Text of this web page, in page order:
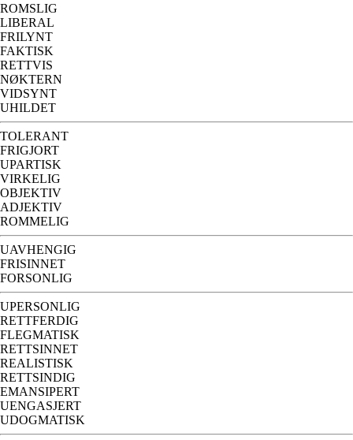
ROMSLIG
LIBERAL
FRILYNT
FAKTISK
RETTVIS
NØKTERN
VIDSYNT
UHILDET
TOLERANT
FRIGJORT
UPARTISK
VIRKELIG
OBJEKTIV
ADJEKTIV
ROMMELIG
UAVHENGIG
FRISINNET
FORSONLIG
UPERSONLIG
RETTFERDIG
FLEGMATISK
RETTSINNET
REALISTISK
RETTSINDIG
EMANSIPERT
UENGASJERT
UDOGMATISK